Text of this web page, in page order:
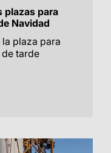
plazas para
Navidad
plaza para
tarde